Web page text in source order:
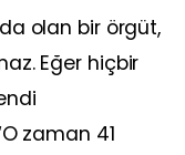
olan bir örgüt,
Eğer hiçbir
zaman 41